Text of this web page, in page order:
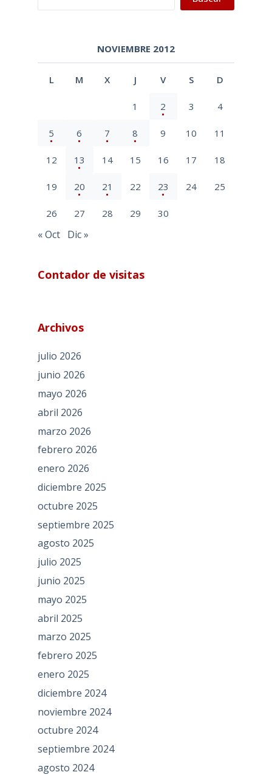
NOVIEMBRE 2012
L M X J V S D
1 2 3 4
5 6 7 8 9 10 11
12 13 14 15 16 17 18
19 20 21 22 23 24 25
26 27 28 29 30
« Oct Dic »
Contador de visitas
Archivos
julio 2026
junio 2026
mayo 2026
abril 2026
marzo 2026
febrero 2026
enero 2026
diciembre 2025
octubre 2025
septiembre 2025
agosto 2025
julio 2025
junio 2025
mayo 2025
abril 2025
marzo 2025
febrero 2025
enero 2025
diciembre 2024
noviembre 2024
octubre 2024
septiembre 2024
agosto 2024